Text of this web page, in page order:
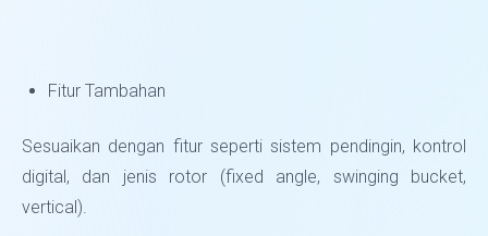
Fitur Tambahan
Sesuaikan dengan fitur seperti sistem pendingin, kontrol
digital, dan jenis rotor (fixed angle, swinging bucket,
vertical).